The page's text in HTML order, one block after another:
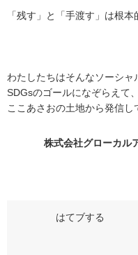
「残す」と「手渡す」は根
わたしたちはそんなソーシャ
SDGsのゴールになぞらえて、
ここあさおの土地から発信し
株式会社グローカル